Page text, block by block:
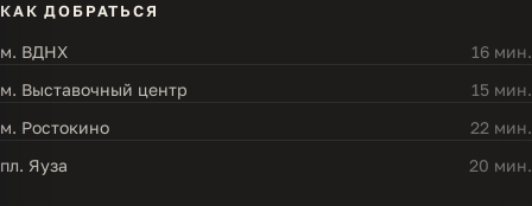
КАК ДОБРАТЬСЯ
м. ВДНХ
16 мин.
м. Выставочный центр
15 мин.
м. Ростокино
22 мин.
пл. Яуза
20 мин.